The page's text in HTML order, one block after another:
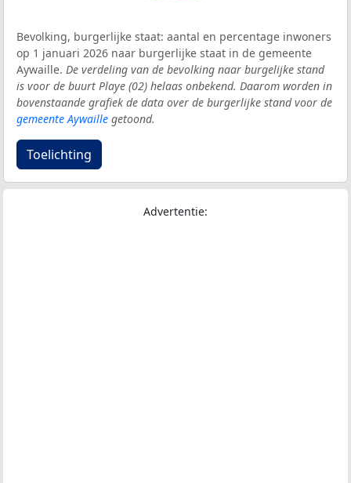
Bevolking, burgerlijke staat: aantal en percentage inwoners
op 1 januari 2026 naar burgerlijke staat in de gemeente
Aywaille. De verdeling van de bevolking naar burgelijke stand
is voor de buurt Playe (02) helaas onbekend. Daarom worden in
bovenstaande grafiek de data over de burgerlijke stand voor de
gemeente Aywaille getoond.
Toelichting
Advertentie: